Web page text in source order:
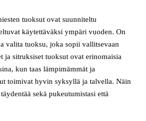
tuoksut ovat suunniteltu
käytettäväksi ympäri vuoden. On
valita tuoksu, joka sopii vallitsevaan
ja sitruksiset tuoksut ovat erinomaisia
kun taas lämpimämmät ja
toimivat hyvin syksyllä ja talvella. Näin
sekä pukeutumistasi että